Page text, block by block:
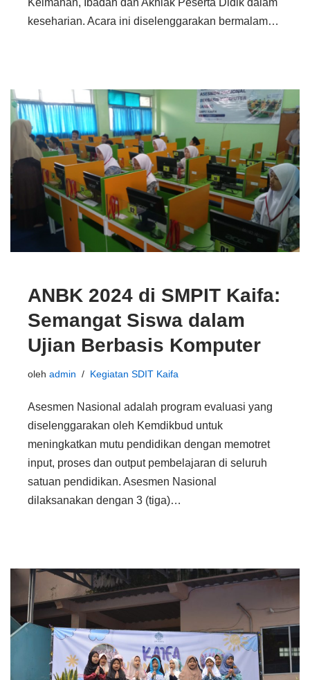
keseharian. Acara ini diselenggarakan bermalam…
ANBK 2024 di SMPIT Kaifa:
Semangat Siswa dalam
Ujian Berbasis Komputer
oleh admin Kegiatan SDIT Kaifa
Asesmen Nasional adalah program evaluasi yang
diselenggarakan oleh Kemdikbud untuk
meningkatkan mutu pendidikan dengan memotret
input, proses dan output pembelajaran di seluruh
satuan pendidikan. Asesmen Nasional
dilaksanakan dengan 3 (tiga)…